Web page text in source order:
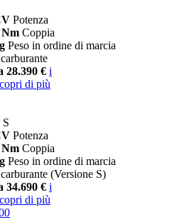
Potenza
Nm Coppia
Peso in ordine di marcia
28.390 € i
di più
Potenza
Nm Coppia
Peso in ordine di marcia
(Versione S)
34.690 € i
di più